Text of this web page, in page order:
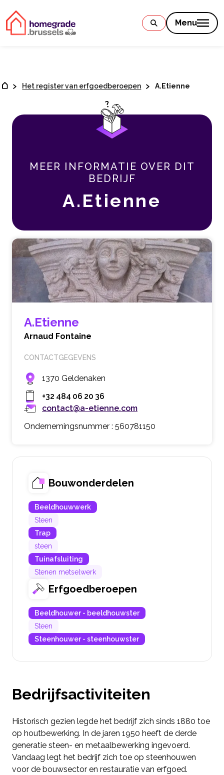
Menu
Het register van erfgoedberoepen A.Etienne
MEER INFORMATIE OVER DIT
BEDRIJF
A.Etienne
A.Etienne
Arnaud Fontaine
CONTACTGEGEVENS
1370 Geldenaken
+32 484 06 20 36
contact@a-etienne.com
Ondernemingsnummer : 560781150
Bouwonderdelen
Beeldhouwwerk
Steen
Trap
steen
Tuinafsluiting
Stenen metselwerk
Erfgoedberoepen
Beeldhouwer - beeldhouwster
Steen
Steenhouwer - steenhouwster
Bedrijfsactiviteiten
Historisch gezien legde het bedrijf zich sinds 1880 toe
op houtbewerking. In de jaren 1950 heeft de derde
generatie steen- en metaalbewerking ingevoerd.
Vandaag legt het bedrijf zich toe op steenhouwen
voor de bouwsector en restauratie van erfgoed.